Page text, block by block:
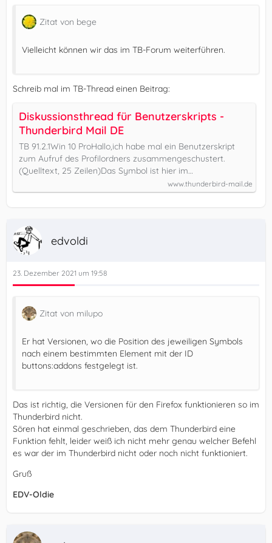
Zitat von bege
Vielleicht können wir das im TB-Forum weiterführen.
Schreib mal im TB-Thread einen Beitrag:
Diskussionsthread für Benutzerskripts -
Thunderbird Mail DE
TB 91.2.1Win 10 ProHallo,ich habe mal ein Benutzerskript
zum Aufruf des Profilordners zusammengeschustert.
(Quelltext, 25 Zeilen)Das Symbol ist hier im…
www.thunderbird-mail.de
edvoldi
23. Dezember 2021 um 19:58
Zitat von milupo
Er hat Versionen, wo die Position des jeweiligen Symbols
nach einem bestimmten Element mit der ID
buttons:addons festgelegt ist.
Das ist richtig, die Versionen für den Firefox funktionieren so im
Thunderbird nicht.
Sören hat einmal geschrieben, das dem Thunderbird eine
Funktion fehlt, leider weiß ich nicht mehr genau welcher Befehl
es war der im Thunderbird nicht oder noch nicht funktioniert.
Gruß
EDV-Oldie